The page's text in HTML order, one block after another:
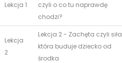
Lekcja 1
czyli o co tu naprawdę
chodzi?
Lekcja
2
Lekcja 2 - Zachęta czyli siła
która buduje dziecko od
środka